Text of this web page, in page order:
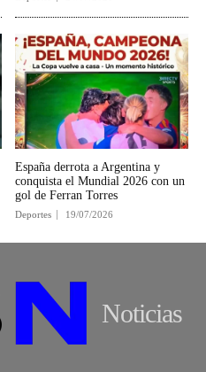
España derrota a Argentina y
conquista el Mundial 2026 con un
gol de Ferran Torres
Deportes 19/07/2026
Noticias